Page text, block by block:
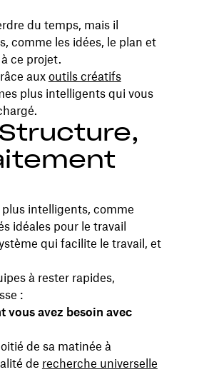
du temps, mais il
comme les idées, le plan et
ce projet.
auxoutils créatifs
plus intelligents qui vous
plus intelligents, comme
idéales pour le travail
qui facilite le travail, et
à rester rapides,
:
vous avez besoin avec
de sa matinée à
de recherche universelle